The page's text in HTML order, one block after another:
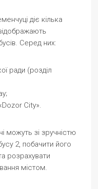
діє кілька
Серед них:
ради (розділ
City».
можуть зі зручністю
2, побачити його
розрахувати
містом.